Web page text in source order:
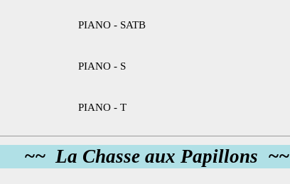
PIANO - SATB
PIANO - S
PIANO - T
~~ La Chasse aux Papillons ~~